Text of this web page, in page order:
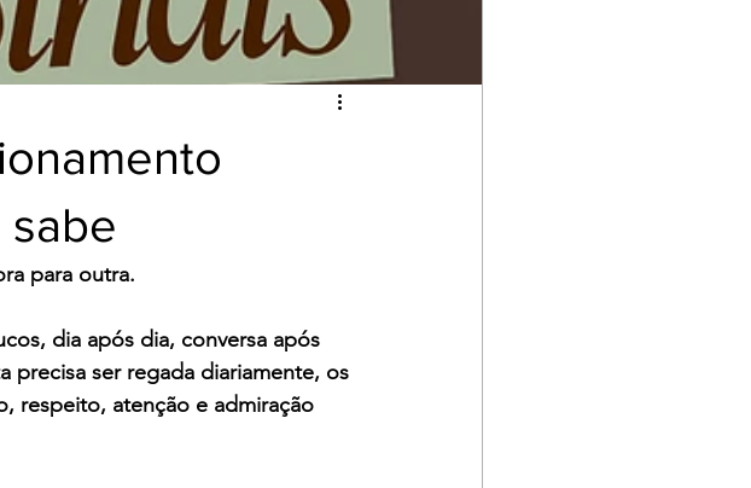
sabe
para outra.
dia após dia, conversa após
precisa ser regada diariamente, os
respeito, atenção e admiração